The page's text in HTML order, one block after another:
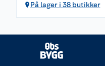
På lager i 38 butikker